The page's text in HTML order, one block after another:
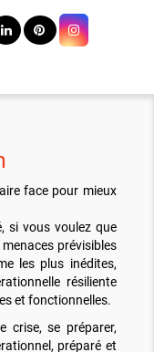
face pour mieux
si vous voulez que
prévisibles
les plus inédites,
résiliente
et fonctionnelles.
crise, se préparer,
préparé et